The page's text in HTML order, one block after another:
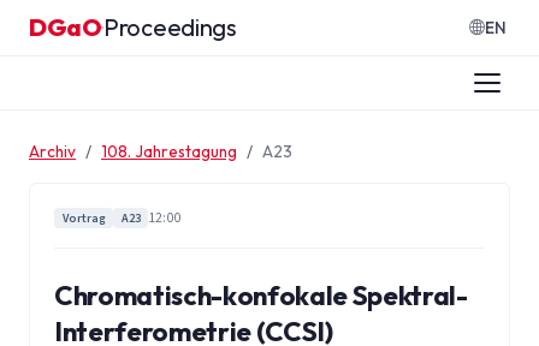
Zum Inhalt springen
DGaO·Proceedings EN
Archiv 108. Jahrestagung A23
Vortrag A23 12:00
Chromatisch-konfokale Spektral-
Interferometrie (CCSI)